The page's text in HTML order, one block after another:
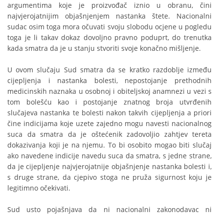
argumentima koje je proizvođač iznio u obranu, čini
najvjerojatnijim objašnjenjem nastanka štete. Nacionalni
sudac osim toga mora očuvati svoju slobodu ocjene u pogledu
toga je li takav dokaz dovoljno pravno poduprt, do trenutka
kada smatra da je u stanju stvoriti svoje konačno mišljenje.
U ovom slučaju Sud smatra da se kratko razdoblje između
cijepljenja i nastanka bolesti, nepostojanje prethodnih
medicinskih naznaka u osobnoj i obiteljskoj anamnezi u vezi s
tom bolešću kao i postojanje znatnog broja utvrđenih
slučajeva nastanka te bolesti nakon takvih cijepljenja a priori
čine indicijama koje uzete zajedno mogu navesti nacionalnog
suca da smatra da je oštećenik zadovoljio zahtjev tereta
dokazivanja koji je na njemu. To bi osobito mogao biti slučaj
ako navedene indicije navedu suca da smatra, s jedne strane,
da je cijepljenje najvjerojatnije objašnjenje nastanka bolesti i,
s druge strane, da cjepivo stoga ne pruža sigurnost koju je
legitimno očekivati.
Sud usto pojašnjava da ni nacionalni zakonodavac ni